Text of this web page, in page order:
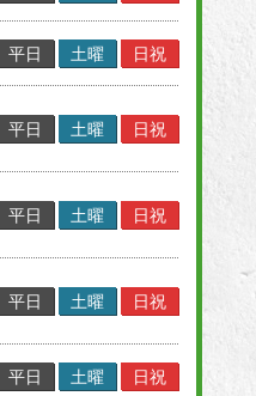
平日 土曜 日祝
平日 土曜 日祝
平日 土曜 日祝
平日 土曜 日祝
平日 土曜 日祝